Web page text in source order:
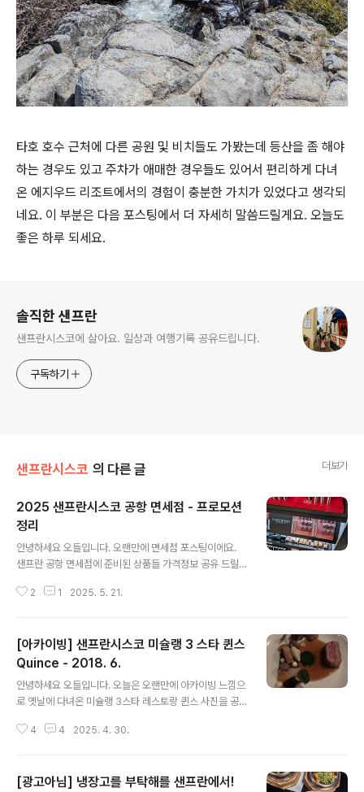
타호 호수 근처에 다른 공원 및 비치들도 가봤는데 등산을 좀 해야
하는 경우도 있고 주차가 애매한 경우들도 있어서 편리하게 다녀
온 에지우드 리조트에서의 경험이 충분한 가치가 있었다고 생각되
네요. 이 부분은 다음 포스팅에서 더 자세히 말씀드릴게요. 오늘도
좋은 하루 되세요.
솔직한 샌프란
샌프란시스코에 살아요. 일상과 여행기록 공유드립니다.
구독하기
샌프란시스코 의 다른 글 더보기
2025 샌프란시스코 공항 면세점 - 프로모션
정리
안녕하세요 오들입니다. 오랜만에 면세점 포스팅이에요.
샌프란 공항 면세점에 준비된 상품들 가격정보 공유 드릴
해드리는 편인데 이번에 보니 의외로 숨겨진 프로모션들이
디 See's candies 구매가 가능합니다. 요즘은 롤리팝이
인기인가 보네요. 오른편 작은 상자가 18달러, 왼쪽 큰 상
자가 62달러에요.영양제 코너도 작게나마 있어요. GNC
제품도 있고 소소하게 프로모션도 하네요. lemme 라는
격이고요. GNC women's ultra mega multivitamin 1
2 1 2025. 5. 21.
[아카이빙] 샌프란시스코 미슐랭 3 스타 퀸스
Quince - 2018. 6.
안녕하세요 오들입니다. 오늘은 오랜만에 아카이빙 느낌으
로 옛날에 다녀온 미슐랭 3스타 레스토랑 퀸스 사진을 공
드리기 어렵지만 전체적은 느낌 및 인상 정도만 간단하게
랭 스타를 받은 이후로 2025년 지금까지 쭉 그 명성을 이
4 4 2025. 4. 30.
[광고아님] 냉장고를 부탁해를 샌프란에서!